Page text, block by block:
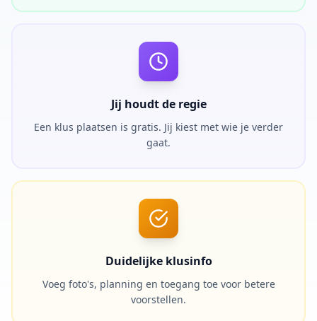
Jij houdt de regie
Een klus plaatsen is gratis. Jij kiest met wie je verder
gaat.
Duidelijke klusinfo
Voeg foto's, planning en toegang toe voor betere
voorstellen.